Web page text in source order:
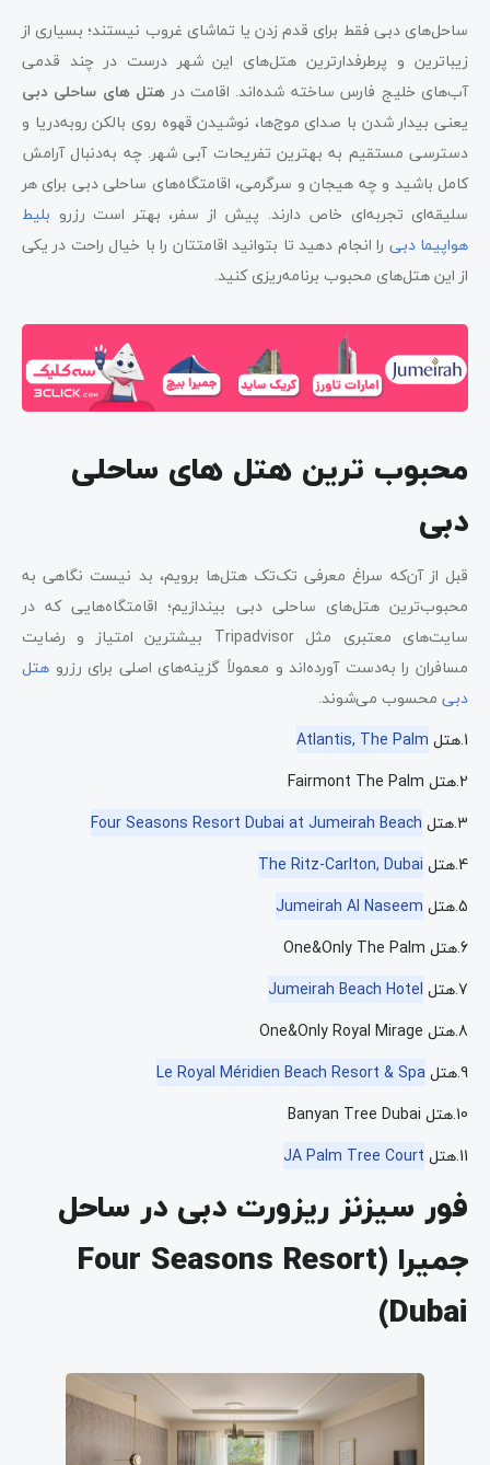
ساحل‌های دبی فقط برای قدم زدن یا تماشای غروب نیستند؛ بسیاری از
زیباترین و پرطرفدارترین هتل‌های این شهر درست در چند قدمی
آب‌های خلیج فارس ساخته شده‌اند. اقامت در هتل های ساحلی دبی
یعنی بیدار شدن با صدای موج‌ها، نوشیدن قهوه روی بالکن رو‌به‌دریا و
دسترسی مستقیم به بهترین تفریحات آبی شهر. چه به‌دنبال آرامش
کامل باشید و چه هیجان و سرگرمی، اقامتگاه‌های ساحلی دبی برای هر
سلیقه‌ای تجربه‌ای خاص دارند. پیش از سفر، بهتر است رزرو بلیط
هواپیما دبی را انجام دهید تا بتوانید اقامتتان را با خیال راحت در یکی
از این هتل‌های محبوب برنامه‌ریزی کنید.
محبوب ‌ترین هتل های ساحلی
دبی
قبل از آن‌که سراغ معرفی تک‌تک هتل‌ها برویم، بد نیست نگاهی به
محبوب‌ترین هتل‌های ساحلی دبی بیندازیم؛ اقامتگاه‌هایی که در
سایت‌های معتبری مثل Tripadvisor بیشترین امتیاز و رضایت
مسافران را به‌دست آورده‌اند و معمولاً گزینه‌های اصلی برای رزرو هتل
دبی محسوب می‌شوند.
1.هتل
Atlantis, The Palm
2.هتل Fairmont The Palm
3.هتل
Four Seasons Resort Dubai at Jumeirah Beach
4.هتل
The Ritz-Carlton, Dubai
5.هتل
Jumeirah Al Naseem
6.هتل One&Only The Palm
7.هتل
Jumeirah Beach Hotel
8.هتل One&Only Royal Mirage
9.هتل
Le Royal Méridien Beach Resort & Spa
10.هتل Banyan Tree Dubai
11.هتل
JA Palm Tree Court
فور سیزنز ریزورت دبی در ساحل
جمیرا (Four Seasons Resort
Dubai)